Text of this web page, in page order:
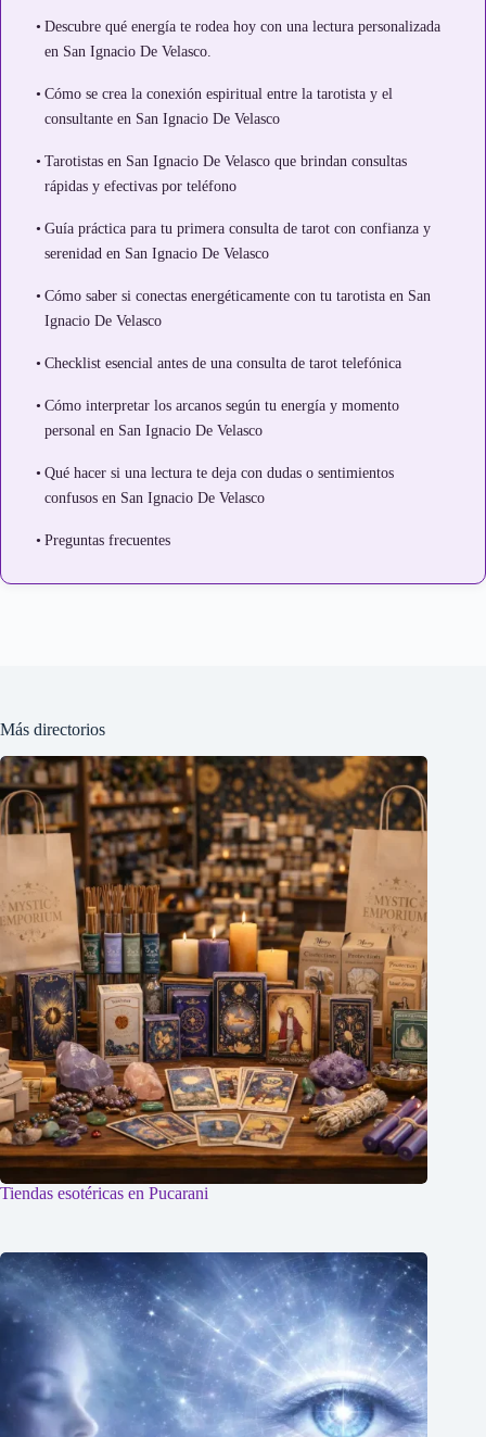
Descubre qué energía te rodea hoy con una lectura personalizada
en San Ignacio De Velasco.
Cómo se crea la conexión espiritual entre la tarotista y el
consultante en San Ignacio De Velasco
Tarotistas en San Ignacio De Velasco que brindan consultas
rápidas y efectivas por teléfono
Guía práctica para tu primera consulta de tarot con confianza y
serenidad en San Ignacio De Velasco
Cómo saber si conectas energéticamente con tu tarotista en San
Ignacio De Velasco
Checklist esencial antes de una consulta de tarot telefónica
Cómo interpretar los arcanos según tu energía y momento
personal en San Ignacio De Velasco
Qué hacer si una lectura te deja con dudas o sentimientos
confusos en San Ignacio De Velasco
Preguntas frecuentes
Más directorios
Tiendas esotéricas en Pucarani